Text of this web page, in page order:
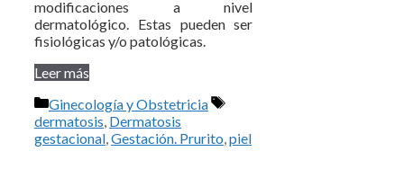
modificaciones a nivel
dermatológico. Estas pueden ser
fisiológicas y/o patológicas.
Leer más
Categorías
Ginecología y Obstetricia
Etiquetas
dermatosis, Dermatosis
gestacional,Gestación. Prurito,piel